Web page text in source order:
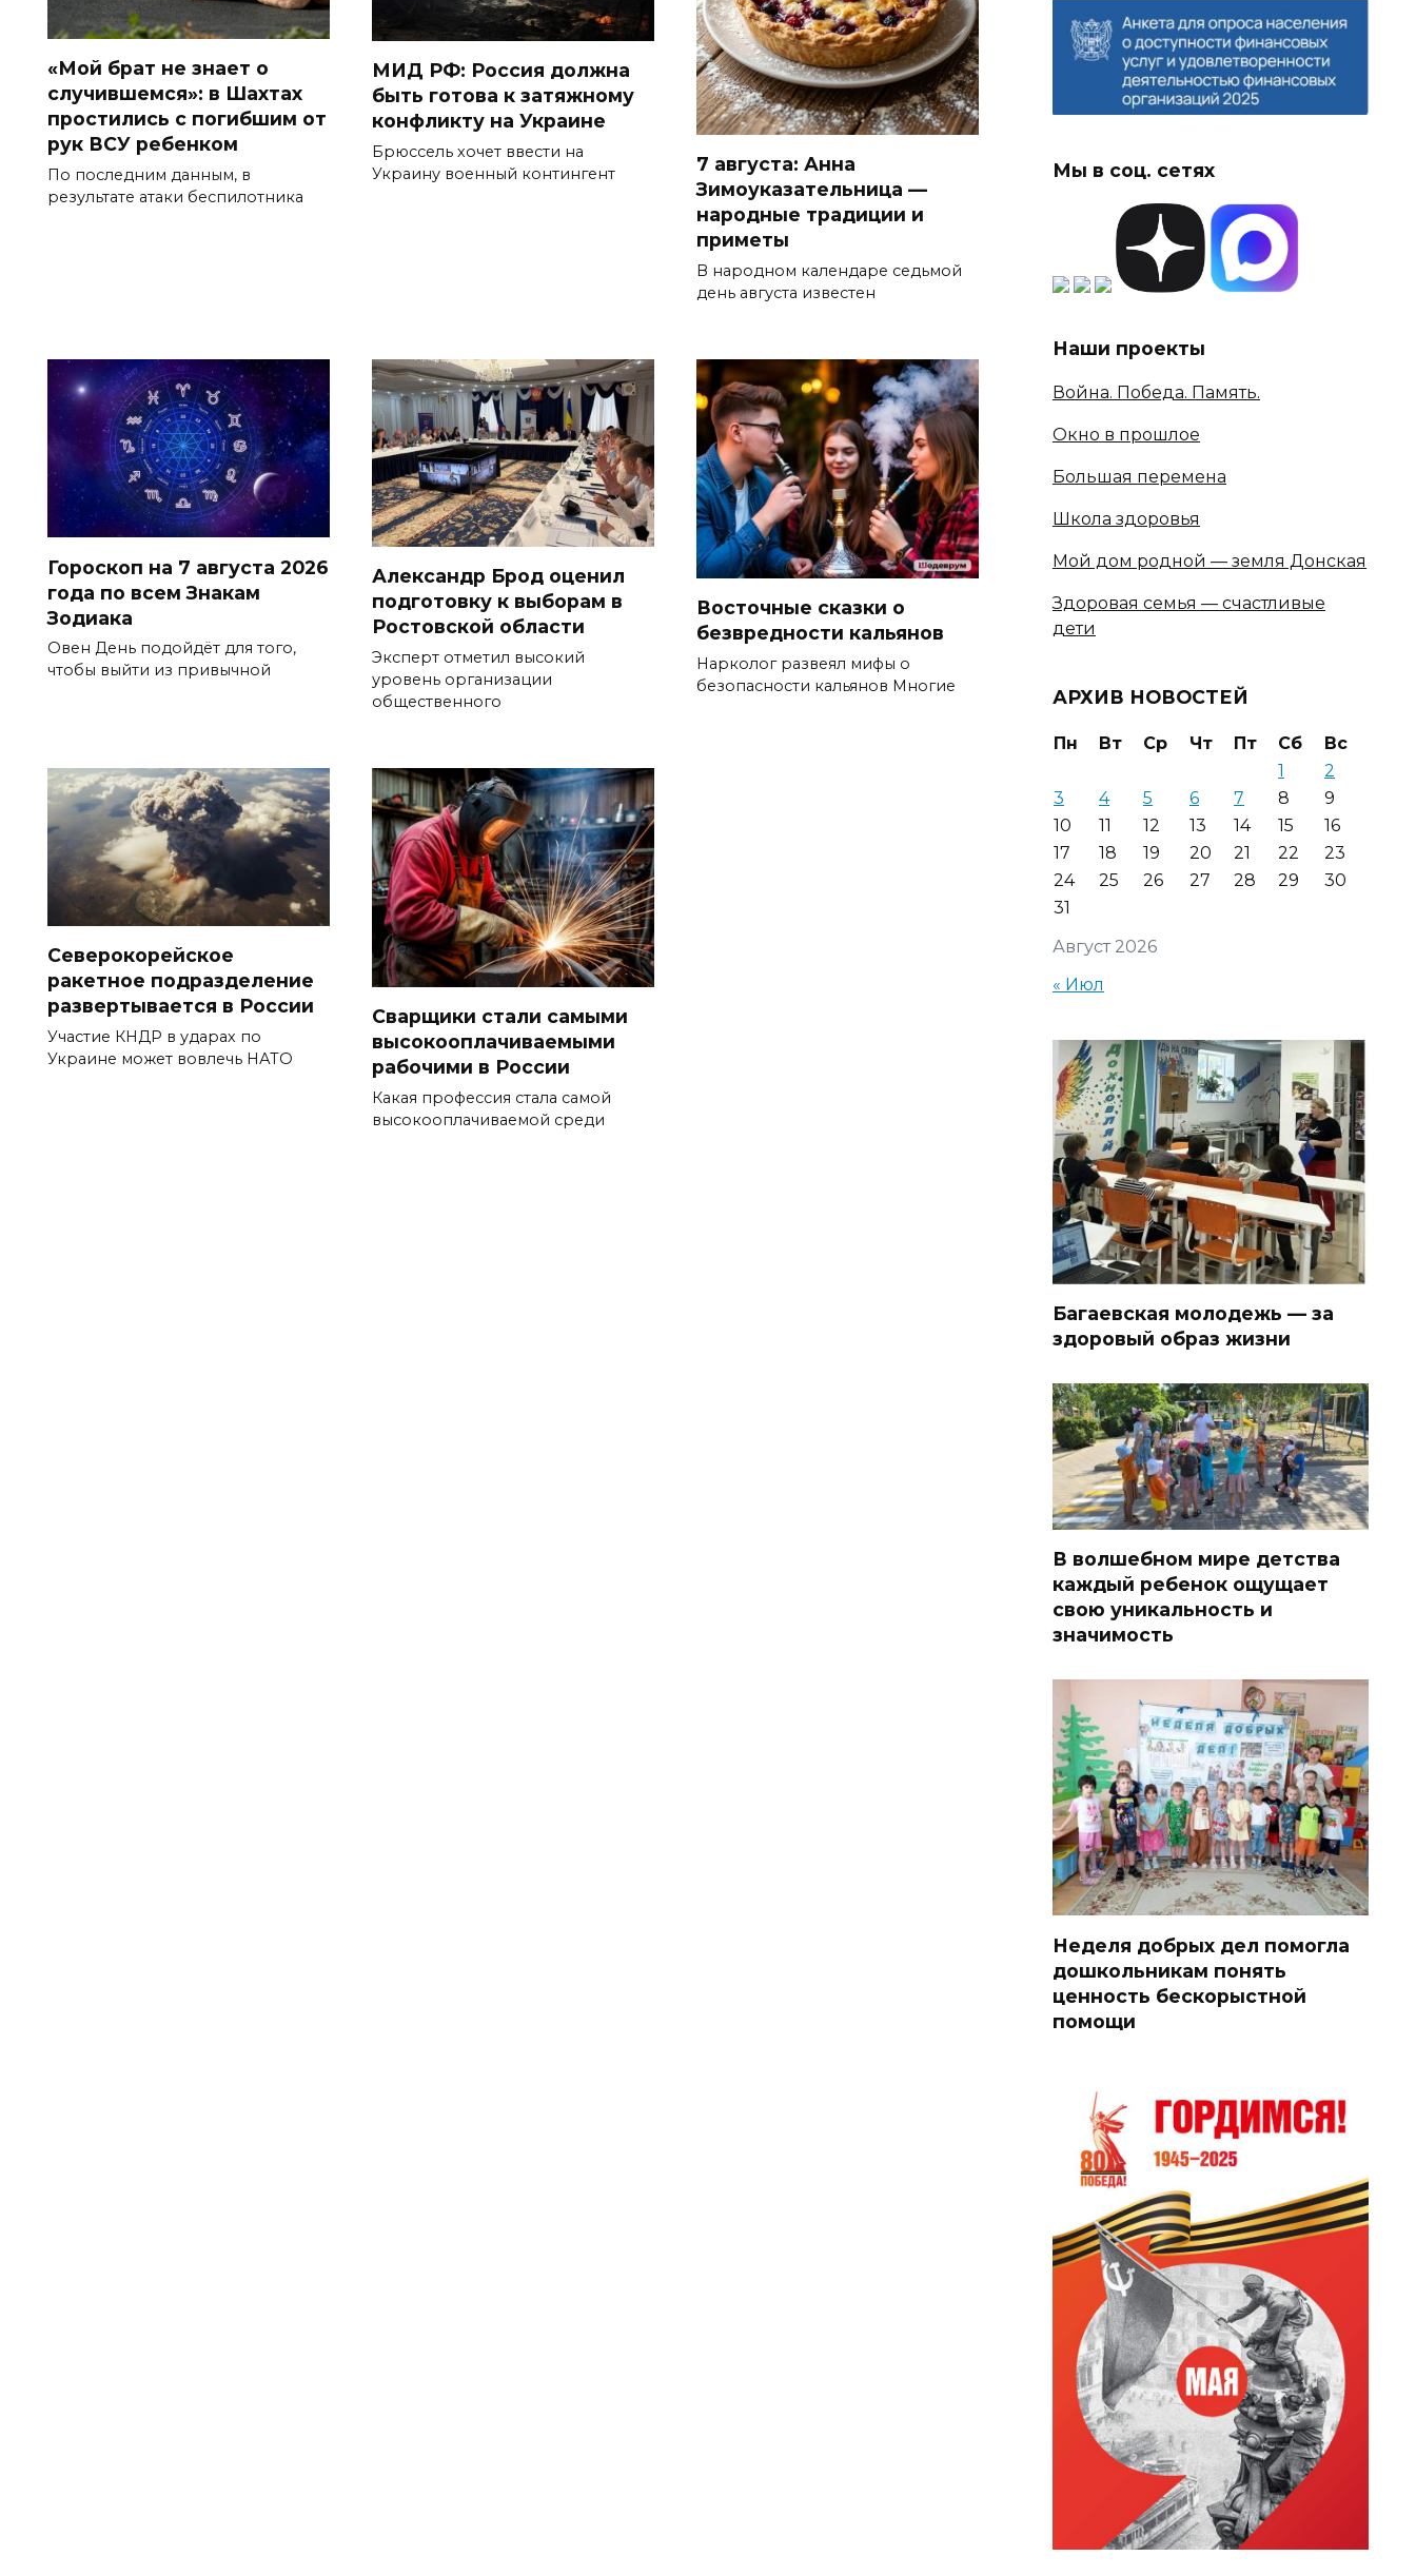
«Мой брат не знает о
случившемся»: в Шахтах
простились с погибшим от
рук ВСУ ребенком
По последним данным, в
результате атаки беспилотника
МИД РФ: Россия должна
быть готова к затяжному
конфликту на Украине
Брюссель хочет ввести на
Украину военный контингент
7 августа: Анна
Зимоуказательница —
народные традиции и
приметы
В народном календаре седьмой
день августа известен
Гороскоп на 7 августа 2026
года по всем Знакам
Зодиака
Овен День подойдёт для того,
чтобы выйти из привычной
Александр Брод оценил
подготовку к выборам в
Ростовской области
Эксперт отметил высокий
уровень организации
общественного
Восточные сказки о
безвредности кальянов
Нарколог развеял мифы о
безопасности кальянов Многие
Северокорейское
ракетное подразделение
развертывается в России
Участие КНДР в ударах по
Украине может вовлечь НАТО
Сварщики стали самыми
высокооплачиваемыми
рабочими в России
Какая профессия стала самой
высокооплачиваемой среди
Мы в соц. сетях
Наши проекты
Война. Победа. Память.
Окно в прошлое
Большая перемена
Школа здоровья
Мой дом родной — земля Донская
Здоровая семья — счастливые
дети
АРХИВ НОВОСТЕЙ
Август 2026
Пн Вт Ср Чт Пт Сб
Вс
1
2
3
4 5 6 7 8
9
10
11 12 13 14 15
16
17
18 19 20 21 22
23
24
25 26 27 28 29
30
31
« Июл
Багаевская молодежь — за
здоровый образ жизни
В волшебном мире детства
каждый ребенок ощущает
свою уникальность и
значимость
Неделя добрых дел помогла
дошкольникам понять
ценность бескорыстной
помощи